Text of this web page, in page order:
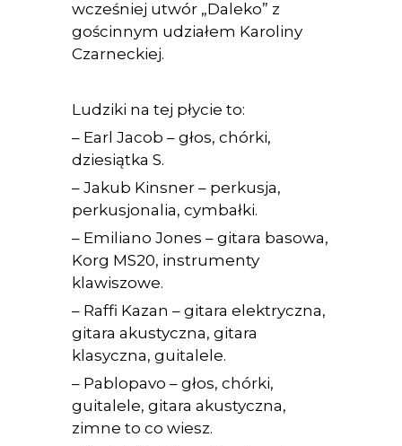
wcześniej utwór „Daleko” z
gościnnym udziałem Karoliny
Czarneckiej.
Ludziki na tej płycie to:
– Earl Jacob – głos, chórki,
dziesiątka S.
– Jakub Kinsner – perkusja,
perkusjonalia, cymbałki.
– Emiliano Jones – gitara basowa,
Korg MS20, instrumenty
klawiszowe.
– Raffi Kazan – gitara elektryczna,
gitara akustyczna, gitara
klasyczna, guitalele.
– Pablopavo – głos, chórki,
guitalele, gitara akustyczna,
zimne to co wiesz.